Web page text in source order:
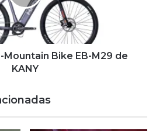
Mountain Bike EB-M29 de
KANY